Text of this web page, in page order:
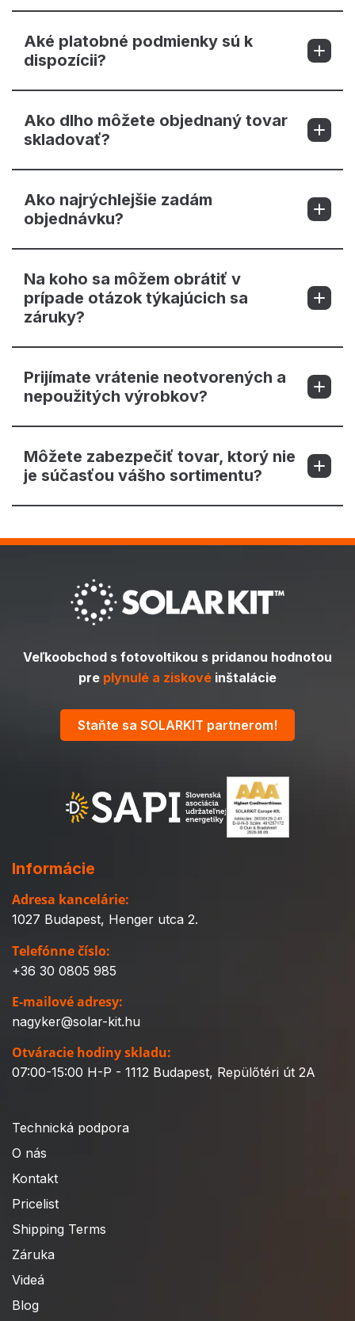
Aké platobné podmienky sú k
dispozícii?
Ako dlho môžete objednaný tovar
skladovať?
Ako najrýchlejšie zadám
objednávku?
Na koho sa môžem obrátiť v
prípade otázok týkajúcich sa
záruky?
Prijímate vrátenie neotvorených a
nepoužitých výrobkov?
Môžete zabezpečiť tovar, ktorý nie
je súčasťou vášho sortimentu?
Veľkoobchod s fotovoltikou s pridanou hodnotou
pre plynulé a ziskové inštalácie
Staňte sa SOLARKIT partnerom!
Informácie
Adresa kancelárie:
1027 Budapest, Henger utca 2.
Telefónne číslo:
+36 30 0805 985
E-mailové adresy:
nagyker@solar-kit.hu
Otváracie hodiny skladu:
07:00-15:00 H-P - 1112 Budapest, Repülőtéri út 2A
Technická podpora
O nás
Kontakt
Pricelist
Shipping Terms
Záruka
Videá
Blog